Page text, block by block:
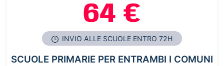
64 €
INVIO ALLE SCUOLE ENTRO 72H
SCUOLE PRIMARIE PER ENTRAMBI I COMUNI